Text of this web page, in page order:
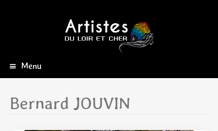
Menu
principal
Bernard JOUVIN